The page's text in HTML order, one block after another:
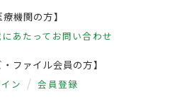
療機関の方】
あたって お問い合わせ
・ファイル会員の方】
ン 会員登録